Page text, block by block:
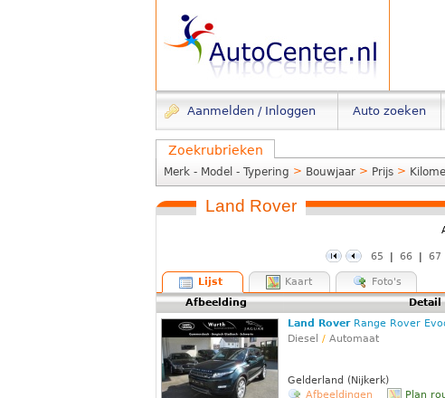
Aanmelden / Inloggen Auto zoeken
Zoekrubrieken
Merk - Model - Typering > Bouwjaar > Prijs >
Land Rover
65
| 66 | 67
Lijst Kaart Foto's
Afbeelding Detail
Land Rover Range Rover
Diesel
/ Automaat
Gelderland (Nijkerk)
Afbeeldingen
Plan